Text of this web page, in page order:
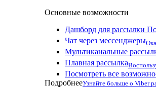
Основные возможности
Дашборд для рассылки
Чат через мессенджеры
Мультиканальные
Плавная рассылка
Посмотреть все
ПодробнееУзнайте больше о Viber